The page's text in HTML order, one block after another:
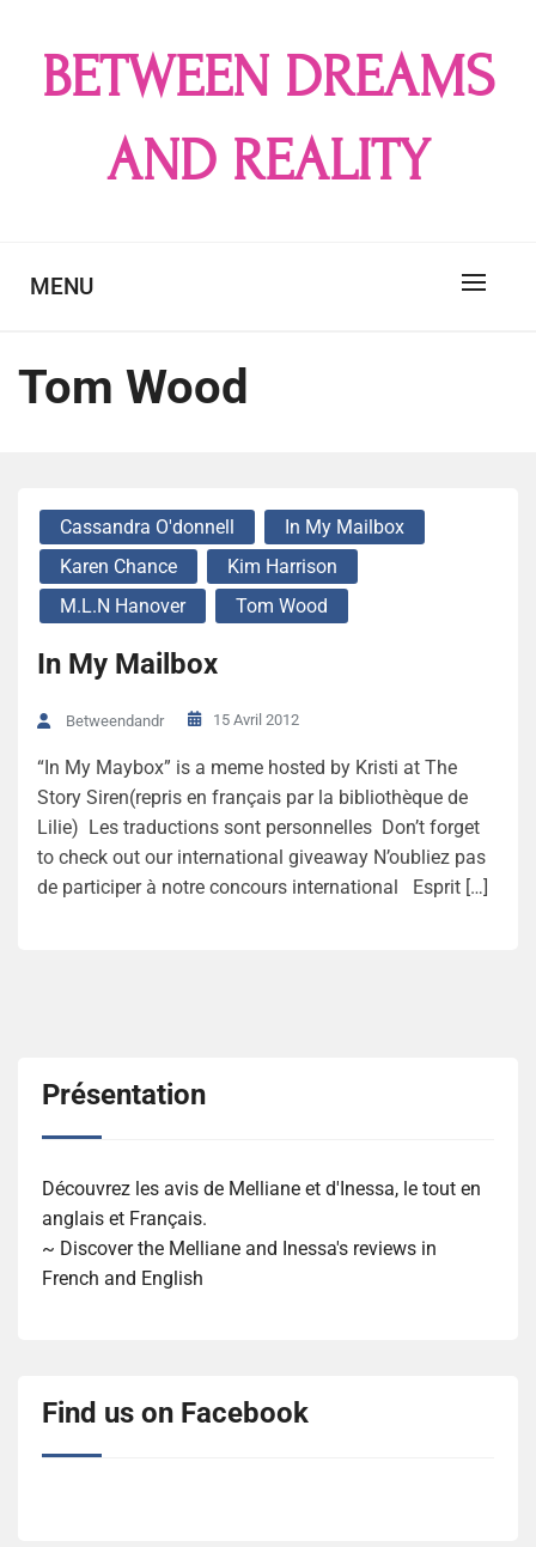
contentBETWEEN DREAMS
AND REALITY
MENU
Tom Wood
Cassandra O'donnell
In My Mailbox
Karen Chance
Kim Harrison
M.L.N Hanover
Tom Wood
In My Mailbox
Betweendandr 15 Avril 2012
“In My Maybox” is a meme hosted by Kristi at The
Story Siren(repris en français par la bibliothèque de
Lilie) Les traductions sont personnelles Don’t forget
to check out our international giveaway N’oubliez pas
de participer à notre concours international Esprit […]
Présentation
Découvrez les avis de Melliane et d'Inessa, le tout en
anglais et Français.
~ Discover the Melliane and Inessa's reviews in
French and English
Find us on Facebook